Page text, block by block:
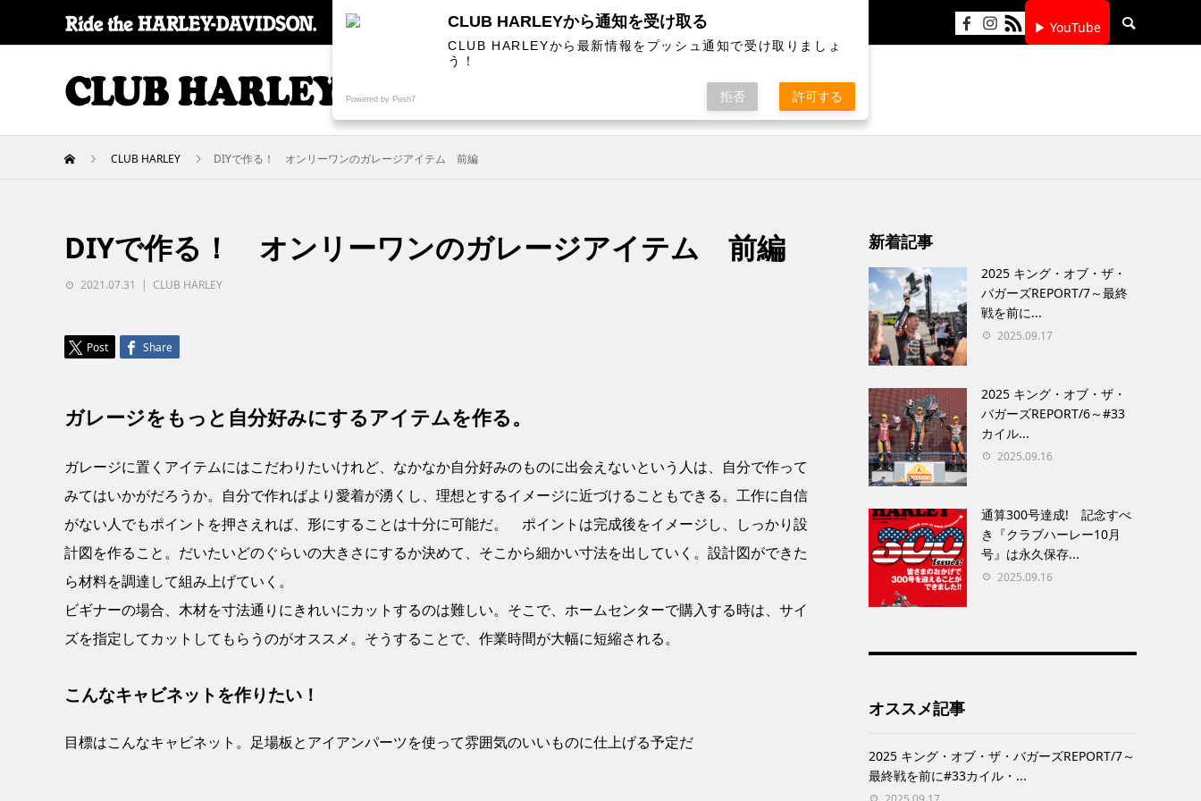
▶ YouTube
SPECIALCOLUMN
CLUB HARLEY DIYで作る！ オンリーワンのガレージアイテム 前編
DIYで作る！ オンリーワンのガレージアイテム 前編
2021.07.31 CLUB HARLEY
Post Share
ガレージをもっと自分好みにするアイテムを作る。
ガレージに置くアイテムにはこだわりたいけれど、なかなか自分好みのものに出会えないという人は、自分で作って
みてはいかがだろうか。自分で作ればより愛着が湧くし、理想とするイメージに近づけることもできる。工作に自信
がない人でもポイントを押さえれば、形にすることは十分に可能だ。 ポイントは完成後をイメージし、しっかり設
計図を作ること。だいたいどのぐらいの大きさにするか決めて、そこから細かい寸法を出していく。設計図ができた
ら材料を調達して組み上げていく。
ビギナーの場合、木材を寸法通りにきれいにカットするのは難しい。そこで、ホームセンターで購入する時は、サイ
ズを指定してカットしてもらうのがオススメ。そうすることで、作業時間が大幅に短縮される。
こんなキャビネットを作りたい！
目標はこんなキャビネット。足場板とアイアンパーツを使って雰囲気のいいものに仕上げる予定だ
新着記事
2025 キング・オブ・ザ・
バガーズREPORT/7～最終
戦を前に...
2025.09.17
2025 キング・オブ・ザ・
バガーズREPORT/6～#33
カイル...
2025.09.16
通算300号達成! 記念すべ
き『クラブハーレー10月
号』は永久保存...
2025.09.16
オススメ記事
2025 キング・オブ・ザ・バガーズREPORT/7～
最終戦を前に#33カイル・...
CLUB HARLEYから通知を受け取る
CLUB HARLEYから最新情報をプッシュ通知で受け取りましょ
う！
Powered by Push7 拒否 許可する